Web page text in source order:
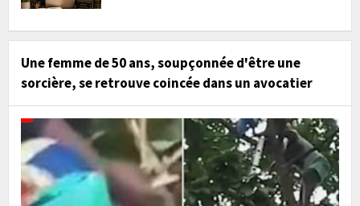
Une femme de 50 ans, soupçonnée d'être une
sorcière, se retrouve coincée dans un avocatier